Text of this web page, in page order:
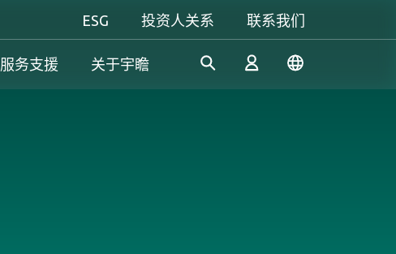
ESG 投资人关系 联系我们
服务支援 关于宇瞻